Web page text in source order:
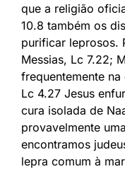
que a religião
10.8 também os
purificar leprosos.
Messias, Lc 7.22;
frequentemente
Lc 4.27 Jesus
cura isolada de
provavelmente
encontramos
lepra comum à